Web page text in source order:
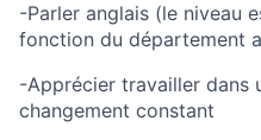
-Parler anglais (le niveau
fonction du département
-Apprécier travailler dans
changement constant